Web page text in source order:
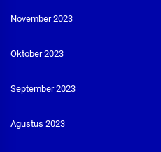
November 2023
Oktober 2023
September 2023
Agustus 2023